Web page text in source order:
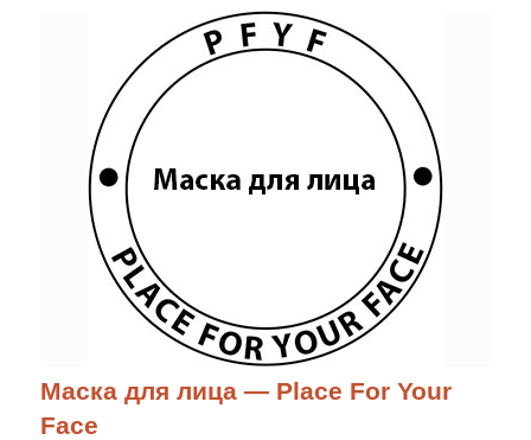
Маска для лица — Place For Your
Face